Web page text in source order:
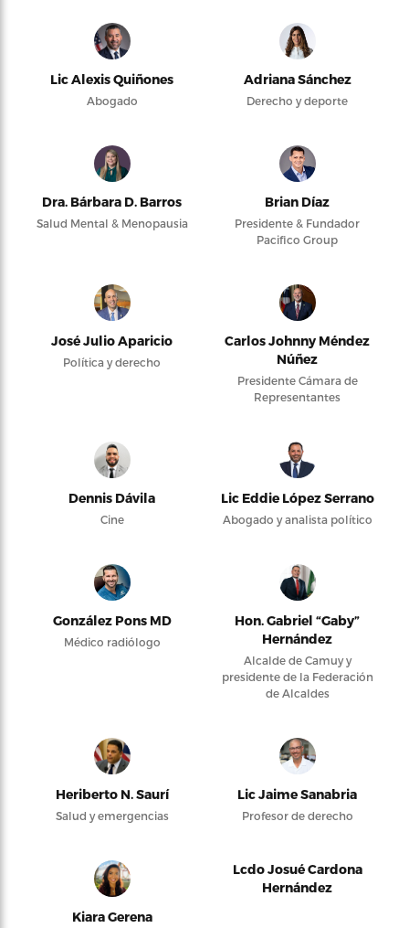
Lic Alexis Quiñones
Abogado
Adriana Sánchez
Derecho y deporte
Dra. Bárbara D. Barros
Salud Mental & Menopausia
Brian Díaz
Presidente & Fundador
Pacifico Group
José Julio Aparicio
Política y derecho
Carlos Johnny Méndez
Núñez
Presidente Cámara de
Representantes
Dennis Dávila
Cine
Lic Eddie López Serrano
Abogado y analista político
González Pons MD
Médico radiólogo
Hon. Gabriel “Gaby”
Hernández
Alcalde de Camuy y
presidente de la Federación
de Alcaldes
Heriberto N. Saurí
Salud y emergencias
Lic Jaime Sanabria
Profesor de derecho
Kiara Gerena
Lcdo Josué Cardona
Hernández